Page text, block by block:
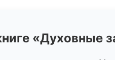
«Духовные